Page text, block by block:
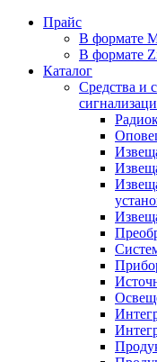
Прайс
В формате
В формате
Каталог
Средства и